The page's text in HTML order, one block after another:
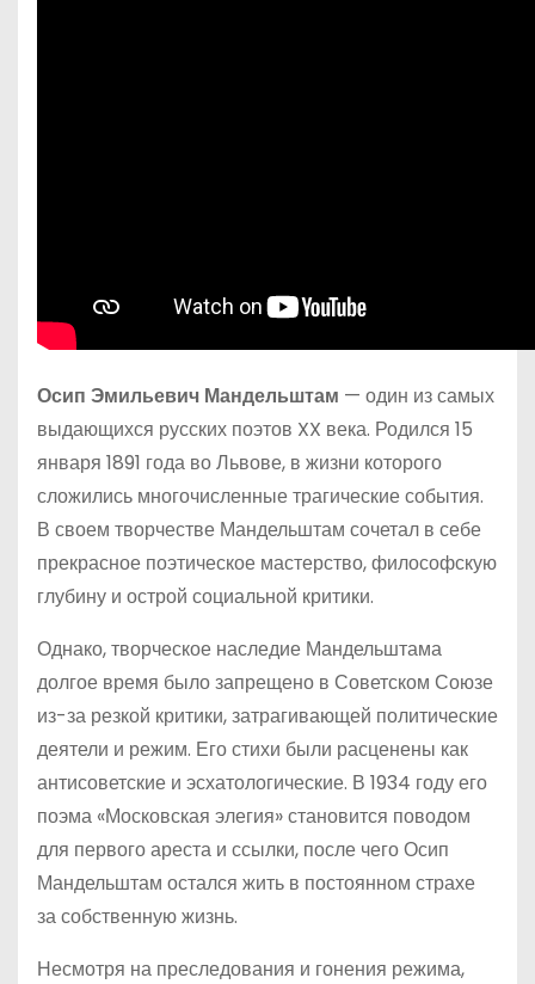
Осип Эмильевич Мандельштам — один из самых
выдающихся русских поэтов XX века. Родился 15
января 1891 года во Львове, в жизни которого
сложились многочисленные трагические события.
В своем творчестве Мандельштам сочетал в себе
прекрасное поэтическое мастерство, философскую
глубину и острой социальной критики.
Однако, творческое наследие Мандельштама
долгое время было запрещено в Советском Союзе
из-за резкой критики, затрагивающей политические
деятели и режим. Его стихи были расценены как
антисоветские и эсхатологические. В 1934 году его
поэма «Московская элегия» становится поводом
для первого ареста и ссылки, после чего Осип
Мандельштам остался жить в постоянном страхе
за собственную жизнь.
Несмотря на преследования и гонения режима,